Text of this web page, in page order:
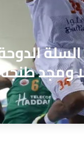
ومجد طنجة